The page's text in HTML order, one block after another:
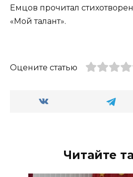
Емцов прочитал
«Мой талант».
Оцените статью
Читайте